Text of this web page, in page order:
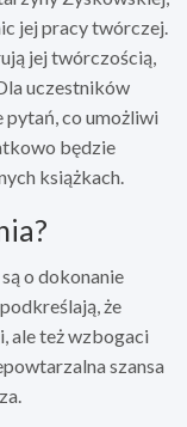
jej pracy twórczej.
jej twórczością,
uczestników
pytań, co umożliwi
będzie
książkach.
o dokonanie
że
ale też wzbogaci
szansa